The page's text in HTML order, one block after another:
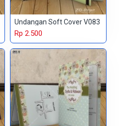
Undangan Soft Cover V083
Rp 2.500